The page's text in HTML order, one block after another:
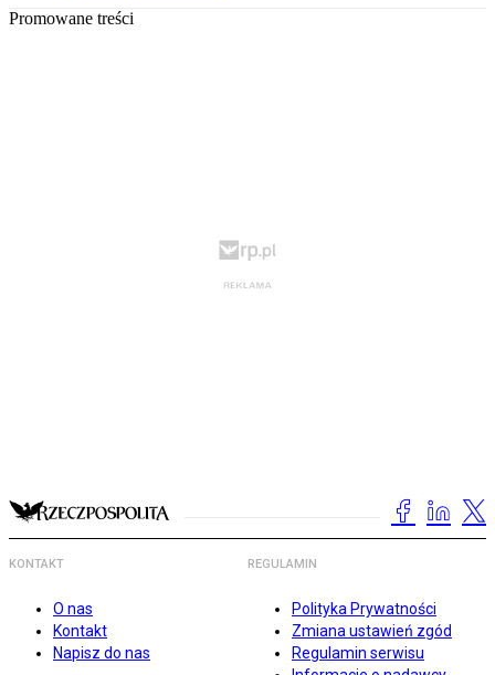
Promowane treści
KONTAKT
O nas
Kontakt
Napisz do nas
REGULAMIN
Polityka Prywatności
Zmiana ustawień zgód
Regulamin serwisu